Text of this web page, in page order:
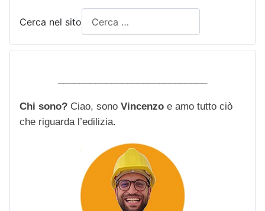
Cerca nel sito
Chi sono? Ciao, sono Vincenzo e amo tutto ciò
che riguarda l’edilizia.